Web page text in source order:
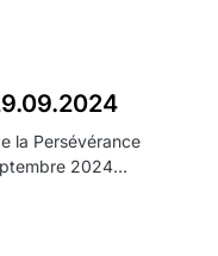
la Persévérance
2024…